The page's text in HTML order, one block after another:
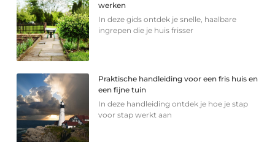
werken
In deze gids ontdek je snelle, haalbare
ingrepen die je huis frisser
Praktische handleiding voor een fris huis en
een fijne tuin
In deze handleiding ontdek je hoe je stap
voor stap werkt aan